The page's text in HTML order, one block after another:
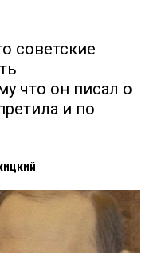
советские
что он писал о
и по